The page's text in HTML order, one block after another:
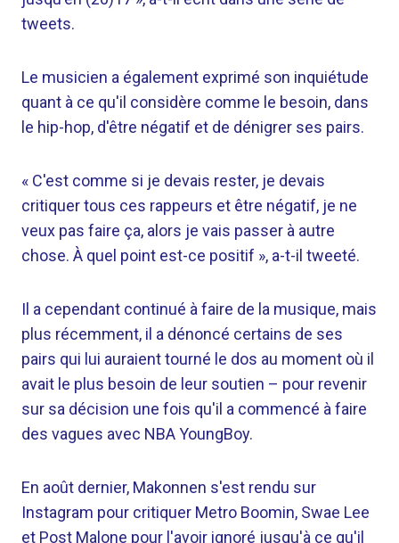
tweets.
Le musicien a également exprimé son inquiétude
quant à ce qu'il considère comme le besoin, dans
le hip-hop, d'être négatif et de dénigrer ses pairs.
« C'est comme si je devais rester, je devais
critiquer tous ces rappeurs et être négatif, je ne
veux pas faire ça, alors je vais passer à autre
chose. À quel point est-ce positif », a-t-il tweeté.
Il a cependant continué à faire de la musique, mais
plus récemment, il a dénoncé certains de ses
pairs qui lui auraient tourné le dos au moment où il
avait le plus besoin de leur soutien – pour revenir
sur sa décision une fois qu'il a commencé à faire
des vagues avec NBA YoungBoy.
En août dernier, Makonnen s'est rendu sur
Instagram pour critiquer Metro Boomin, Swae Lee
et Post Malone pour l'avoir ignoré jusqu'à ce qu'il